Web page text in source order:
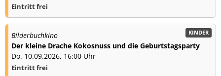
Eintritt frei
KINDER
Bilderbuchkino
Der kleine Drache Kokosnuss und die Geburtstagsparty
Do. 10.09.2026, 16:00 Uhr
Eintritt frei